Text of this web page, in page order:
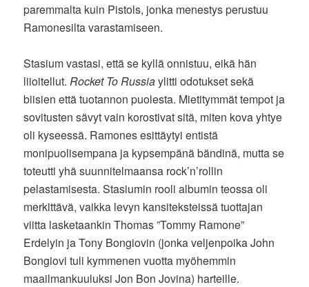
paremmalta kuin Pistols, jonka menestys perustuu
Ramonesilta varastamiseen.
Stasium vastasi, että se kyllä onnistuu, eikä hän
liioitellut.Rocket To Russiaylitti odotukset sekä
biisien että tuotannon puolesta. Mietitymmät tempot ja
sovitusten sävyt vain korostivat sitä, miten kova yhtye
oli kyseessä. Ramones esittäytyi entistä
monipuolisempana ja kypsempänä bändinä, mutta se
toteutti yhä suunnitelmaansa rock’n’rollin
pelastamisesta. Stasiumin rooli albumin teossa oli
merkittävä, vaikka levyn kansiteksteissä tuottajan
viitta lasketaankin Thomas ”Tommy Ramone”
Erdelyin ja Tony Bongiovin (jonka veljenpoika John
Bongiovi tuli kymmenen vuotta myöhemmin
maailmankuuluksi Jon Bon Jovina) harteille.